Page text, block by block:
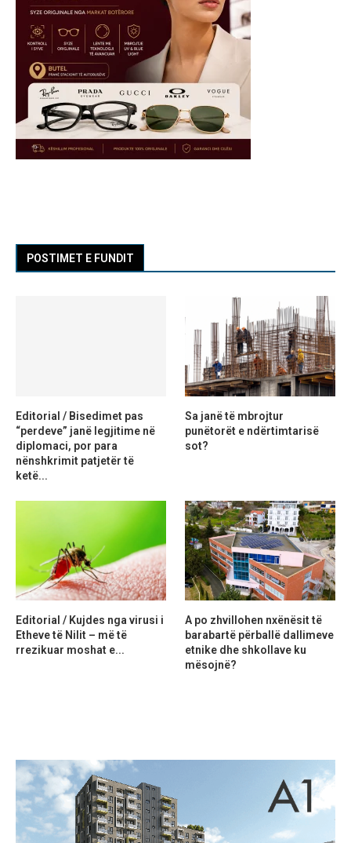
POSTIMET E FUNDIT
Editorial / Bisedimet pas
“perdeve” janë legjitime në
diplomaci, por para
nënshkrimit patjetër të
ketë...
Sa janë të mbrojtur
punëtorët e ndërtimtarisë
sot?
Editorial / Kujdes nga virusi i
Etheve të Nilit – më të
rrezikuar moshat e...
A po zhvillohen nxënësit të
barabartë përballë dallimeve
etnike dhe shkollave ku
mësojnë?